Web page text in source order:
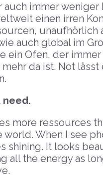
immer
einen irren
auch global im
ein Ofen, der
da ist. Not
need.
more ressources
When I see
shining. It looks
the energy as